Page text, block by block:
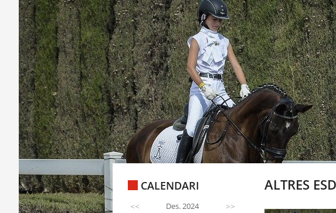
CALENDARI
<< Des. 2024 >>
ALTRES